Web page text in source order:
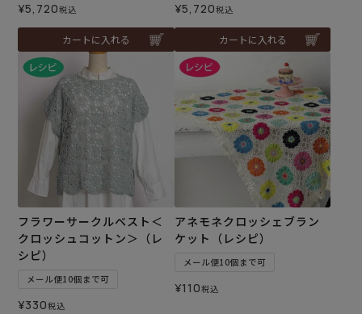
¥5,720税込
カートに入れる
¥5,720税込
カートに入れる
フラワーサークルベスト＜
クロッシュコットン＞（レ
シピ）
メール便10個まで可
¥330税込
アネモネクロッシェブラン
ケット（レシピ）
メール便10個まで可
¥110税込